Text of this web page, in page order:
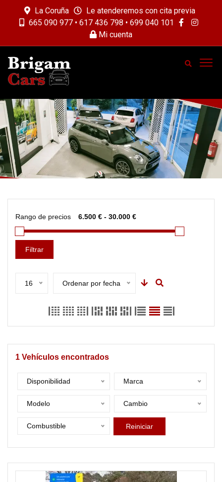
La Coruña
Le atenderemos con cita previa
665 090 977 • 617 436 798 • 699 040 101
Mi cuenta
Rango de precios
Filtrar
16 Ordenar por fecha
1 Vehículos encontrados
Disponibilidad Marca
Modelo Cambio
Combustible Reiniciar